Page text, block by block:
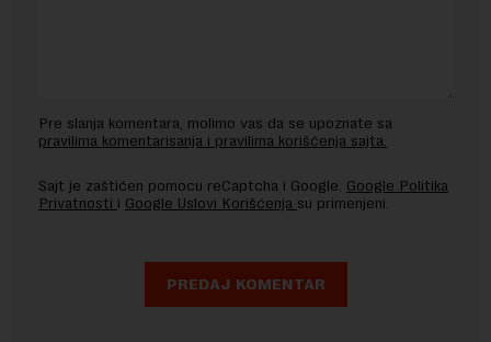
Pre slanja komentara, molimo vas da se upoznate sa
pravilima komentarisanja i pravilima korišćenja sajta.
Sajt je zaštićen pomocu reCaptcha i Google. Google Politika
Privatnosti i Google Uslovi Korišćenja su primenjeni.